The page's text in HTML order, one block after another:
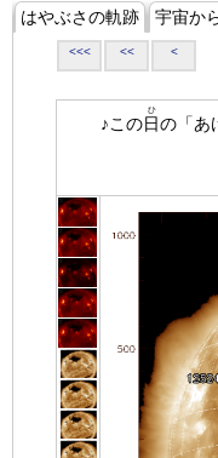
はやぶさの軌跡 宇宙か
<<< << <
♪この日
ひ
の「あ